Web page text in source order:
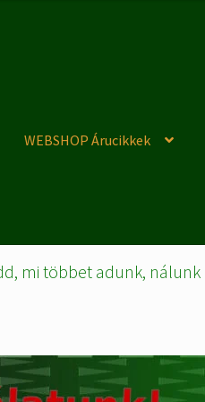
WEBSHOP Árucikkek
mi többet adunk,